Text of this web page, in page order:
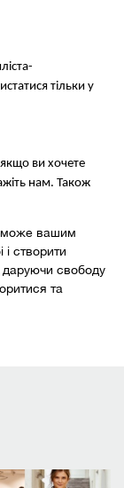
тільки у
якщо ви хочете
нам. Також
вашим
і створити
свободу
та